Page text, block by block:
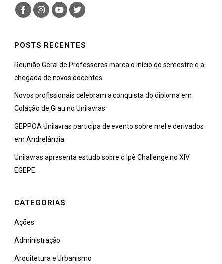
POSTS RECENTES
Reunião Geral de Professores marca o início do semestre e a
chegada de novos docentes
Novos profissionais celebram a conquista do diploma em
Colação de Grau no Unilavras
GEPPOA Unilavras participa de evento sobre mel e derivados
em Andrelândia
Unilavras apresenta estudo sobre o Ipê Challenge no XIV
EGEPE
CATEGORIAS
Ações
Administração
Arquitetura e Urbanismo